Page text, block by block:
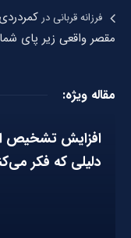
فرزانه قربانیدر
مقصر واقعی زیر پای
مقاله ویژه:
دلیلی که فکر